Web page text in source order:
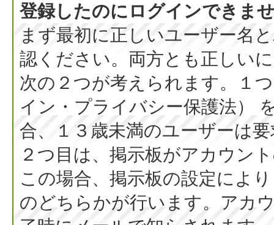
登録したのにログインできま
まず最初に正しいユーザー名
認ください。両方とも正しい
次の２つが考えられます。１
イン・プライバシー保護法）
合、１３歳未満のユーザーは
２つ目は、掲示板がアカウン
この場合、掲示板の設定によ
のどちらかが行います。アカ